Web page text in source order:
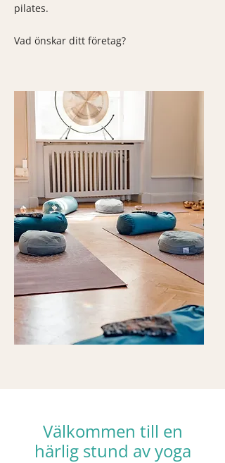
pilates.
Vad önskar ditt företag?
Välkommen till en
härlig stund av yoga